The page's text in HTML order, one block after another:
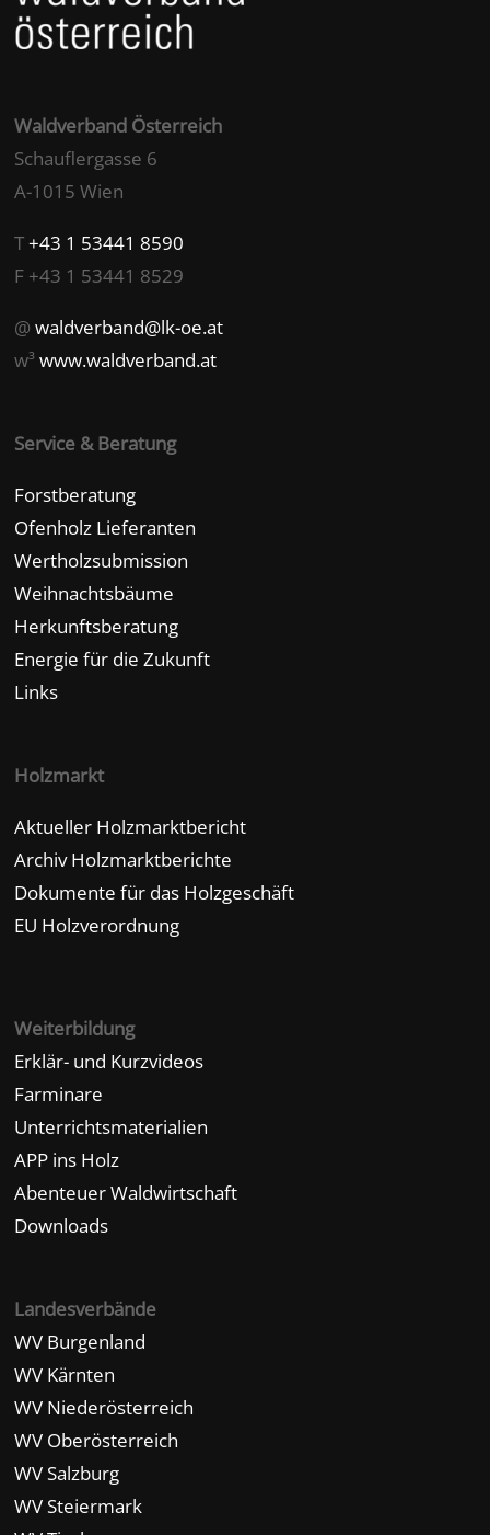
Waldverband Österreich
Schauflergasse 6
A-1015 Wien
T+43 1 53441 8590
F +43 1 53441 8529
@waldverband@lk-oe.at
w³www.waldverband.at
Service & Beratung
Forstberatung
Ofenholz Lieferanten
Wertholzsubmission
Weihnachtsbäume
Herkunftsberatung
Energie für die Zukunft
Links
Holzmarkt
Aktueller Holzmarktbericht
Archiv Holzmarktberichte
Dokumente für das Holzgeschäft
EU Holzverordnung
Weiterbildung
Erklär- und Kurzvideos
Farminare
Unterrichtsmaterialien
APP ins Holz
Abenteuer Waldwirtschaft
Downloads
Landesverbände
WV Burgenland
WV Kärnten
WV Niederösterreich
WV Oberösterreich
WV Salzburg
WV Steiermark